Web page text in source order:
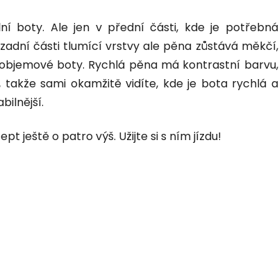
boty. Ale jen v přední části, kde je potřebná
části tlumící vrstvy ale pěna zůstává měkčí,
boty. Rychlá pěna má kontrastní barvu,
sami okamžitě vidíte, kde je bota rychlá a
ještě o patro výš. Užijte si s ním jízdu!